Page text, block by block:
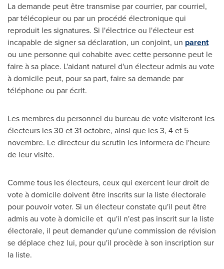
La demande peut être transmise par courrier, par courriel,
par télécopieur ou par un procédé électronique qui
reproduit les signatures. Si l'électrice ou l'électeur est
incapable de signer sa déclaration, un conjoint, un parent
ou une personne qui cohabite avec cette personne peut le
faire à sa place. L'aidant naturel d'un électeur admis au vote
à domicile peut, pour sa part, faire sa demande par
téléphone ou par écrit.
Les membres du personnel du bureau de vote visiteront les
électeurs les 30 et 31 octobre, ainsi que les 3, 4 et 5
novembre. Le directeur du scrutin les informera de l'heure
de leur visite.
Comme tous les électeurs, ceux qui exercent leur droit de
vote à domicile doivent être inscrits sur la liste électorale
pour pouvoir voter. Si un électeur constate qu'il peut être
admis au vote à domicile et qu'il n'est pas inscrit sur la liste
électorale, il peut demander qu'une commission de révision
se déplace chez lui, pour qu'il procède à son inscription sur
la liste.